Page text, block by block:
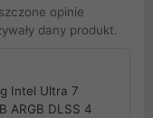
opinie
dany produkt.
Intel Ultra 7
ARGB DLSS 4